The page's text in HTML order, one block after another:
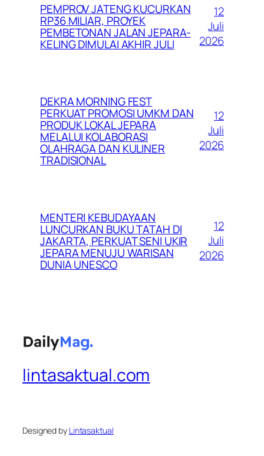
PEMPROV JATENG KUCURKAN
RP36 MILIAR, PROYEK
PEMBETONAN JALAN JEPARA-
KELING DIMULAI AKHIR JULI
12
Juli
2026
DEKRA MORNING FEST
PERKUAT PROMOSI UMKM DAN
PRODUK LOKAL JEPARA
MELALUI KOLABORASI
OLAHRAGA DAN KULINER
TRADISIONAL
12
Juli
2026
MENTERI KEBUDAYAAN
LUNCURKAN BUKU TATAH DI
JAKARTA, PERKUAT SENI UKIR
JEPARA MENUJU WARISAN
DUNIA UNESCO
12
Juli
2026
lintasaktual.com
Designed by Lintasaktual